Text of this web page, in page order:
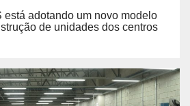
está adotando um novo modelo
de unidades dos centros